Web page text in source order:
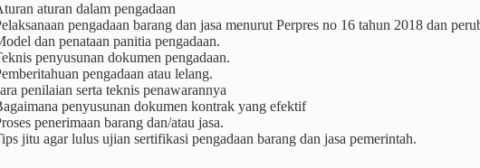
aturan dalam pengadaan
pengadaan barang dan jasa menurut Perpres no 16 tahun 2018 dan
dan penataan panitia pengadaan.
penyusunan dokumen pengadaan.
pengadaan atau lelang.
penilaian serta teknis penawarannya
penyusunan dokumen kontrak yang efektif
penerimaan barang dan/atau jasa.
jitu agar lulus ujian sertifikasi pengadaan barang dan jasa pemerintah.